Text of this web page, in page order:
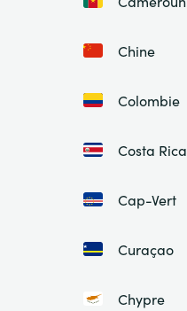
Chine
Colombie
Costa Rica
Cap-Vert
Curaçao
Chypre